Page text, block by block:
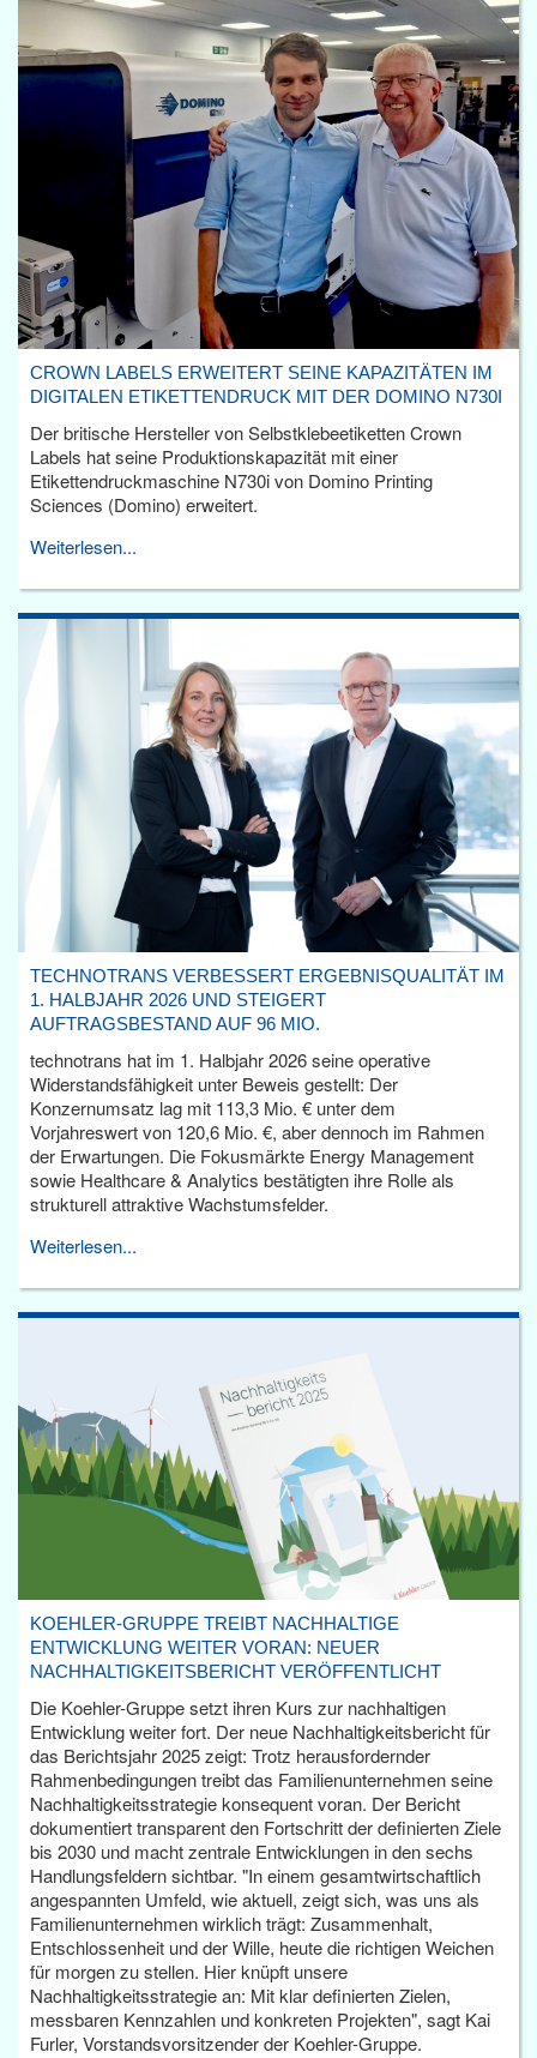
CROWN LABELS ERWEITERT SEINE KAPAZITÄTEN IM
DIGITALEN ETIKETTENDRUCK MIT DER DOMINO N730I
Der britische Hersteller von Selbstklebeetiketten Crown
Labels hat seine Produktionskapazität mit einer
Etikettendruckmaschine N730i von Domino Printing
Sciences (Domino) erweitert.
Weiterlesen...
TECHNOTRANS VERBESSERT ERGEBNISQUALITÄT IM
1. HALBJAHR 2026 UND STEIGERT
AUFTRAGSBESTAND AUF 96 MIO.
technotrans hat im 1. Halbjahr 2026 seine operative
Widerstandsfähigkeit unter Beweis gestellt: Der
Konzernumsatz lag mit 113,3 Mio. € unter dem
Vorjahreswert von 120,6 Mio. €, aber dennoch im Rahmen
der Erwartungen. Die Fokusmärkte Energy Management
sowie Healthcare & Analytics bestätigten ihre Rolle als
strukturell attraktive Wachstumsfelder.
Weiterlesen...
KOEHLER-GRUPPE TREIBT NACHHALTIGE
ENTWICKLUNG WEITER VORAN: NEUER
NACHHALTIGKEITSBERICHT VERÖFFENTLICHT
Die Koehler-Gruppe setzt ihren Kurs zur nachhaltigen
Entwicklung weiter fort. Der neue Nachhaltigkeitsbericht für
das Berichtsjahr 2025 zeigt: Trotz herausfordernder
Rahmenbedingungen treibt das Familienunternehmen seine
Nachhaltigkeitsstrategie konsequent voran. Der Bericht
dokumentiert transparent den Fortschritt der definierten Ziele
bis 2030 und macht zentrale Entwicklungen in den sechs
Handlungsfeldern sichtbar. "In einem gesamtwirtschaftlich
angespannten Umfeld, wie aktuell, zeigt sich, was uns als
Familienunternehmen wirklich trägt: Zusammenhalt,
Entschlossenheit und der Wille, heute die richtigen Weichen
für morgen zu stellen. Hier knüpft unsere
Nachhaltigkeitsstrategie an: Mit klar definierten Zielen,
messbaren Kennzahlen und konkreten Projekten", sagt Kai
Furler, Vorstandsvorsitzender der Koehler-Gruppe.